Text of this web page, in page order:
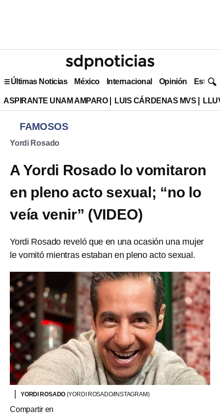
Últimas Noticias México Internacional Opinión Estilo
ASPIRANTE UNAM AMPARO LUIS CÁRDENAS MVS
FAMOSOS
Yordi Rosado
A Yordi Rosado lo vomitaron
en pleno acto sexual; “no lo
veía venir” (VIDEO)
Yordi Rosado reveló que en una ocasión una mujer
le vomitó mientras estaban en pleno acto sexual.
YORDI ROSADO (YORDI ROSADO/INSTAGRAM)
Compartir en